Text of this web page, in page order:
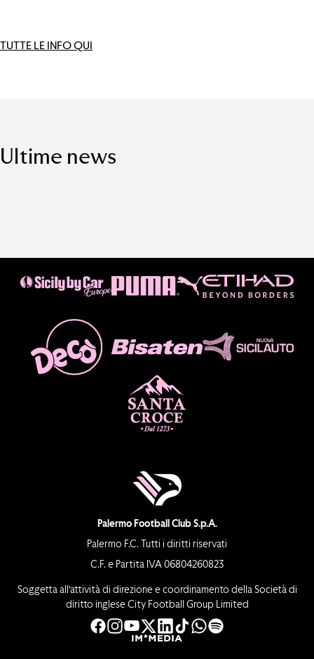
TUTTE LE INFO QUI
Ultime news
Palermo Football Club S.p.A.
Palermo F.C. Tutti i diritti riservati
C.F. e Partita IVA 06804260823
Soggetta all’attività di direzione e coordinamento della Società di
diritto inglese City Football Group Limited